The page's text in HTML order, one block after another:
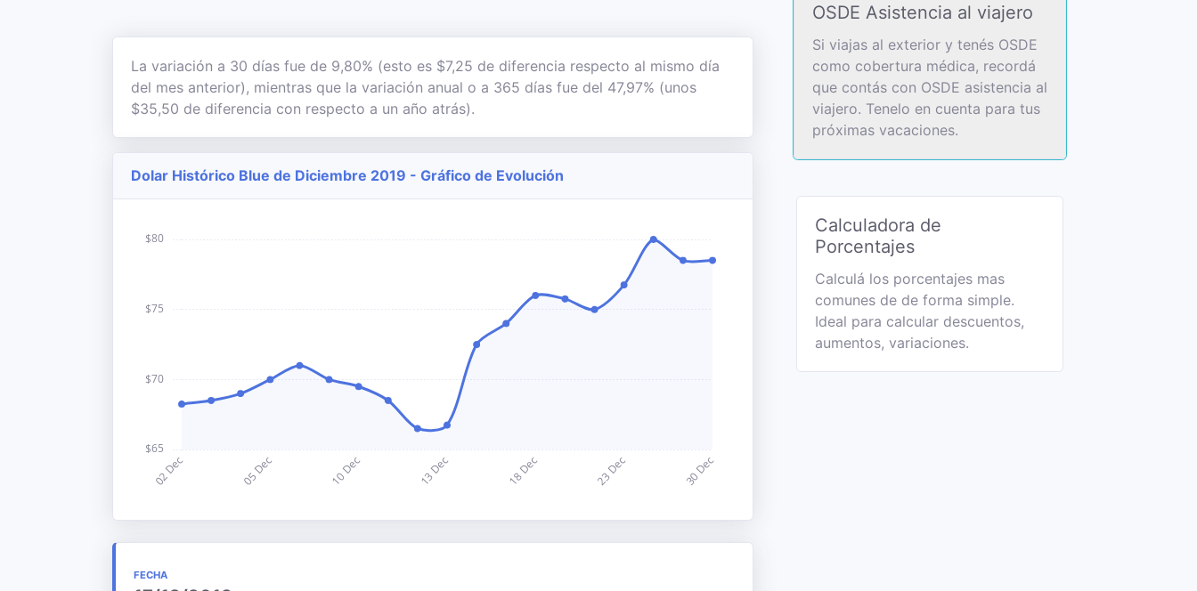
La variación a 30 días fue de 9,80% (esto es $7,25 de diferencia respecto al mismo día
del mes anterior), mientras que la variación anual o a 365 días fue del 47,97% (unos
$35,50 de diferencia con respecto a un año atrás).
Dolar Histórico Blue de Diciembre 2019 - Gráfico de Evolución
FECHA
OSDE Asistencia al viajero
Si viajas al exterior y tenés OSDE
como cobertura médica, recordá
que contás con OSDE asistencia al
viajero. Tenelo en cuenta para tus
próximas vacaciones.
Calculadora de
Porcentajes
Calculá los porcentajes mas
comunes de de forma simple.
Ideal para calcular descuentos,
aumentos, variaciones.